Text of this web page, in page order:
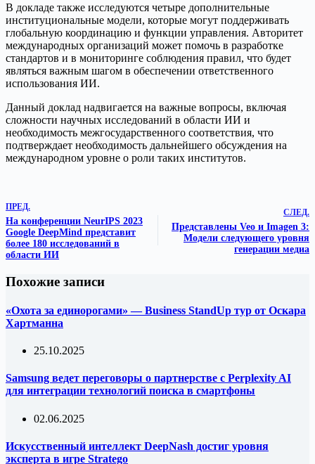
В докладе также исследуются четыре дополнительные
институциональные модели, которые могут поддерживать
глобальную координацию и функции управления. Авторитет
международных организаций может помочь в разработке
стандартов и в мониторинге соблюдения правил, что будет
являться важным шагом в обеспечении ответственного
использования ИИ.
Данный доклад надвигается на важные вопросы, включая
сложности научных исследований в области ИИ и
необходимость межгосударственного соответствия, что
подтверждает необходимость дальнейшего обсуждения на
международном уровне о роли таких институтов.
ПРЕД.
На конференции NeurIPS 2023
Google DeepMind представит
более 180 исследований в
области ИИ
СЛЕД.
Представлены Veo и Imagen 3:
Модели следующего уровня
генерации медиа
Похожие записи
«Охота за единорогами» — Business StandUp тур от Оскара
Хартманна
25.10.2025
Samsung ведет переговоры о партнерстве с Perplexity AI
для интеграции технологий поиска в смартфоны
02.06.2025
Искусственный интеллект DeepNash достиг уровня
эксперта в игре Stratego